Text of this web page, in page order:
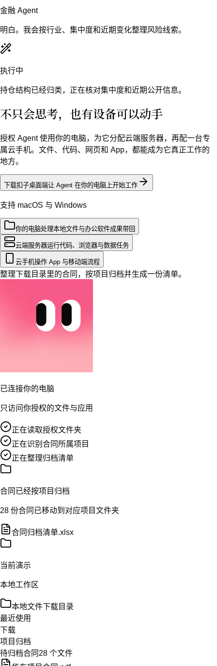
金融 Agent
明白。我会按行业、集中度和近期变化整理风险线索。
执行中
持仓结构已经归类，正在核对集中度和近期公开信息。
不只会思考，也有设备可以动手
授权 Agent 使用你的电脑，为它分配云端服务器，再配一台专
属云手机。文件、代码、网页和 App，都能成为它真正工作的
地方。
下载扣子桌面端让 Agent 在你的电脑上开始工作
支持 macOS 与 Windows
你的电脑处理本地文件与办公软件交代任务
云端服务器运行代码、浏览器与数据任务
云手机操作 App 与移动端流程
本地工作区
最近使用
下载
项目归档
待归档合同28 个文件
华东项目合同.pdf
补充条款.pdf
等待任务
整理下载目录里的合同，按项目归档
你可以离开，工作不会停下
Agent 24 小时持续推进。
不在电脑前，也能继续指挥
用手机追加指令、查看进度、接收成果，复杂工作始终在掌控
中。
9:41